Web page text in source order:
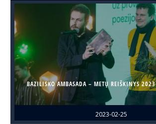
2023-02-25
BAZILISKO AMBASADA – METŲ REIŠKINYS 2023